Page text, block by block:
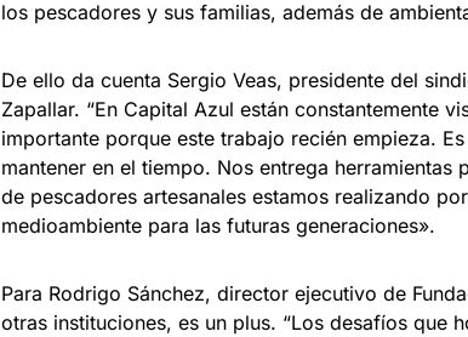
los pescadores y sus familias, además de
De ello da cuenta Sergio Veas, presidente del
Zapallar. “En Capital Azul están constantemente
importante porque este trabajo recién empieza.
mantener en el tiempo. Nos entrega
de pescadores artesanales estamos realizando
medioambiente para las futuras generaciones».
Para Rodrigo Sánchez, director ejecutivo de
otras instituciones, es un plus. “Los desafíos que